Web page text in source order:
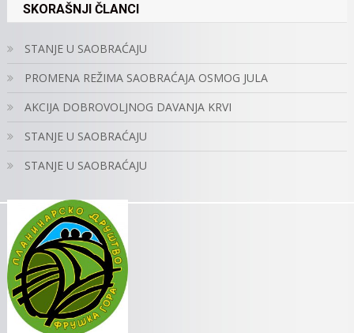
SKORAŠNJI ČLANCI
STANJE U SAOBRAĆAJU
PROMENA REŽIMA SAOBRAĆAJA OSMOG JULA
AKCIJA DOBROVOLJNOG DAVANJA KRVI
STANJE U SAOBRAĆAJU
STANJE U SAOBRAĆAJU